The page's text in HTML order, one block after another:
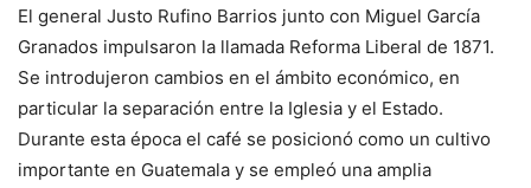
El general Justo Rufino Barrios junto con Miguel García
Granados impulsaron la llamada Reforma Liberal de 1871.
Se introdujeron cambios en el ámbito económico, en
particular la separación entre la Iglesia y el Estado.
Durante esta época el café se posicionó como un cultivo
importante en Guatemala y se empleó una amplia